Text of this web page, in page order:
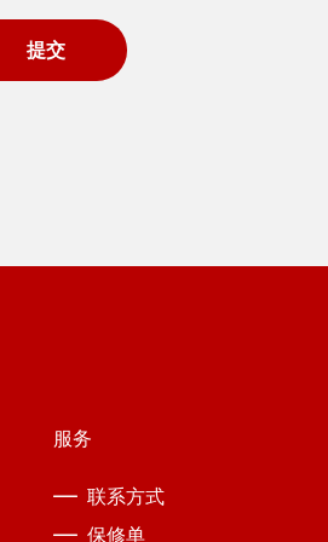
服务
联系方式
保修单